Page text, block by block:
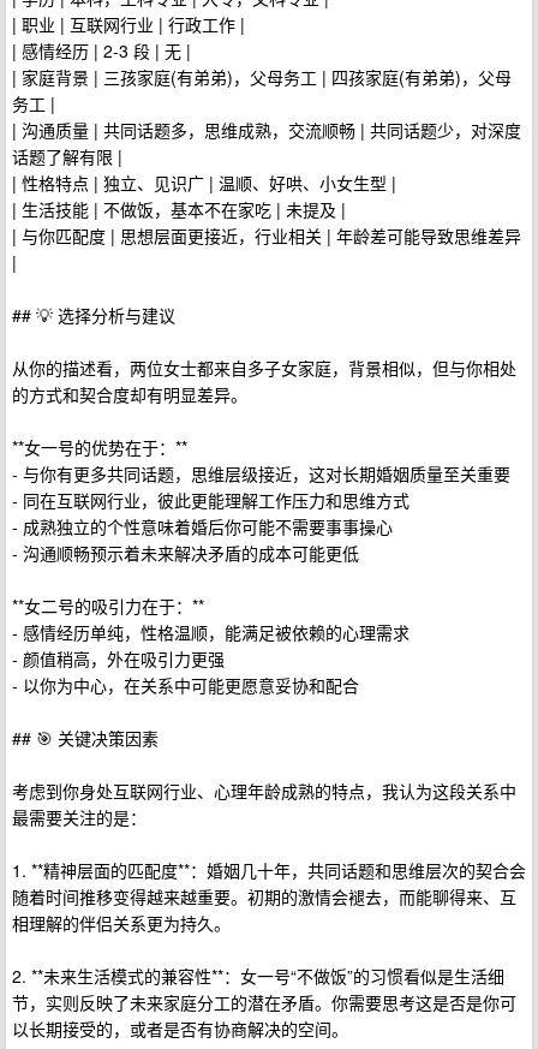
| 职业 | 互联网行业 | 行政工作 |
| 感情经历 | 2-3 段 | 无 |
| 家庭背景 | 三孩家庭(有弟弟)，父母务工 | 四孩家庭(有弟弟)，父母
务工 |
| 沟通质量 | 共同话题多，思维成熟，交流顺畅 | 共同话题少，对深度
话题了解有限 |
| 性格特点 | 独立、见识广 | 温顺、好哄、小女生型 |
| 生活技能 | 不做饭，基本不在家吃 | 未提及 |
| 与你匹配度 | 思想层面更接近，行业相关 | 年龄差可能导致思维差异
|
## 💡 选择分析与建议
从你的描述看，两位女士都来自多子女家庭，背景相似，但与你相处
的方式和契合度却有明显差异。
**女一号的优势在于：**
- 与你有更多共同话题，思维层级接近，这对长期婚姻质量至关重要
- 同在互联网行业，彼此更能理解工作压力和思维方式
- 成熟独立的个性意味着婚后你可能不需要事事操心
- 沟通顺畅预示着未来解决矛盾的成本可能更低
**女二号的吸引力在于：**
- 感情经历单纯，性格温顺，能满足被依赖的心理需求
- 颜值稍高，外在吸引力更强
- 以你为中心，在关系中可能更愿意妥协和配合
## 🎯 关键决策因素
考虑到你身处互联网行业、心理年龄成熟的特点，我认为这段关系中
最需要关注的是：
1. **精神层面的匹配度**：婚姻几十年，共同话题和思维层次的契合会
随着时间推移变得越来越重要。初期的激情会褪去，而能聊得来、互
相理解的伴侣关系更为持久。
2. **未来生活模式的兼容性**：女一号“不做饭”的习惯看似是生活细
节，实则反映了未来家庭分工的潜在矛盾。你需要思考这是否是你可
以长期接受的，或者是否有协商解决的空间。